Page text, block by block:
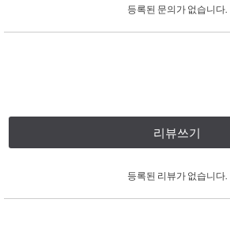
등록된 문의가 없습니다.
리뷰쓰기
등록된 리뷰가 없습니다.